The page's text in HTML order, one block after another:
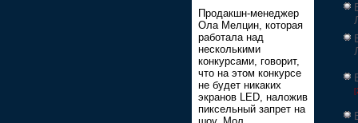
Продакшн-менеджер
Ола Мелцин, которая
работала над
несколькими
конкурсами, говорит,
что на этом конкурсе
не будет никаких
экранов LED, наложив
пиксельный запрет на